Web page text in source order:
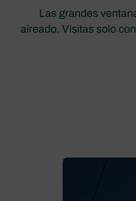
Las grandes
aireado. Visitas solo